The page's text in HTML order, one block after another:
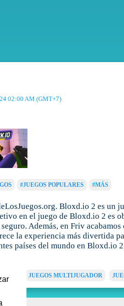
02:00 AM (GMT+7)
#JUEGOS POPULARES #MÁS
Bloxd.io 2 es
en el juego de Bloxd.io 2 es
Además, en Friv
la experiencia más divertida
países del mundo en
JUEGOS MULTIJUGADOR